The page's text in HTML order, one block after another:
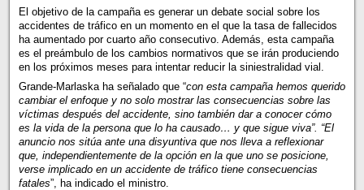
El objetivo de la campaña es generar un debate social sobre los
accidentes de tráfico en un momento en el que la tasa de fallecidos
ha aumentado por cuarto año consecutivo. Además, esta campaña
es el preámbulo de los cambios normativos que se irán produciendo
en los próximos meses para intentar reducir la siniestralidad vial.
Grande-Marlaska ha señalado que “con esta campaña hemos querido
cambiar el enfoque y no solo mostrar las consecuencias sobre las
víctimas después del accidente, sino también dar a conocer cómo
es la vida de la persona que lo ha causado… y que sigue viva”. “El
anuncio nos sitúa ante una disyuntiva que nos lleva a reflexionar
que, independientemente de la opción en la que uno se posicione,
verse implicado en un accidente de tráfico tiene consecuencias
fatales”, ha indicado el ministro.